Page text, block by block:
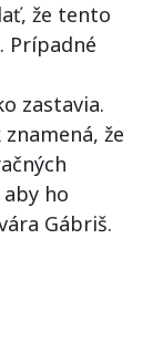
že tento
Prípadné
zastavia.
že
ho
Gábriš.